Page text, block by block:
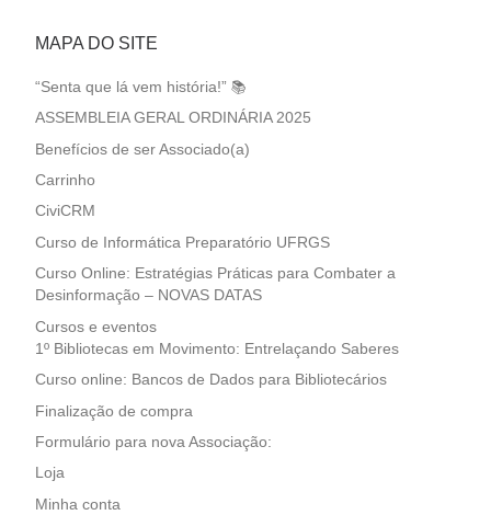
MAPA DO SITE
“Senta que lá vem história!” 📚
ASSEMBLEIA GERAL ORDINÁRIA 2025
Benefícios de ser Associado(a)
Carrinho
CiviCRM
Curso de Informática Preparatório UFRGS
Curso Online: Estratégias Práticas para Combater a
Desinformação – NOVAS DATAS
Cursos e eventos
1º Bibliotecas em Movimento: Entrelaçando Saberes
Curso online: Bancos de Dados para Bibliotecários
Finalização de compra
Formulário para nova Associação:
Loja
Minha conta